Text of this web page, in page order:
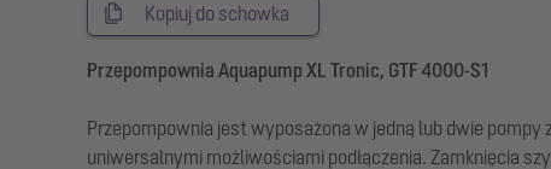
Kopiuj do schowka
Przepompownia Aquapump XL Tronic, GTF 4000-S1
Przepompownia jest wyposażona w jedną lub dwie
uniwersalnymi możliwościami podłączenia. Zamknięcia